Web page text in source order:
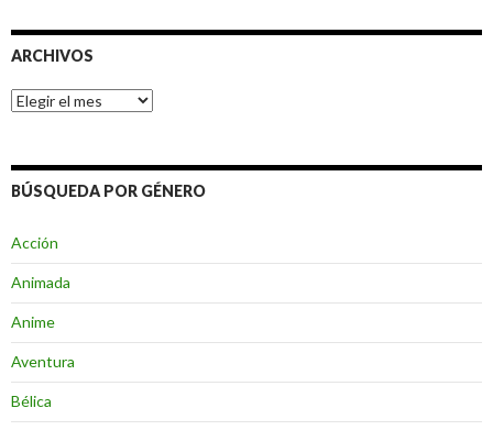
ARCHIVOS
Archivos
BÚSQUEDA POR GÉNERO
Acción
Animada
Anime
Aventura
Bélica